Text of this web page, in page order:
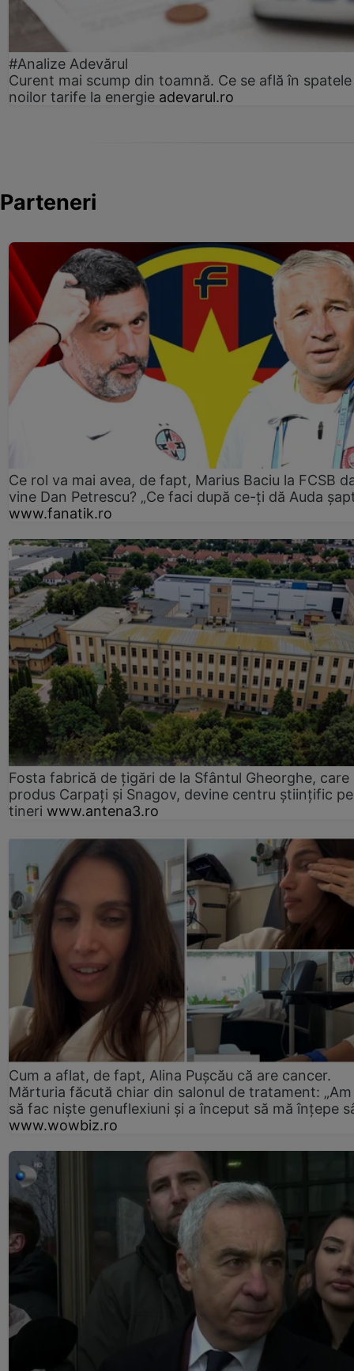
#Analize Adevărul
Curent mai scump din toamnă. Ce se află în spatele
noilor tarife la energie adevarul.ro
Parteneri
Ce rol va mai avea, de fapt, Marius Baciu la FCSB
vine Dan Petrescu? „Ce faci după ce-ți dă Auda
www.fanatik.ro
Fosta fabrică de țigări de la Sfântul Gheorghe, care
produs Carpați și Snagov, devine centru științific
tineri www.antena3.ro
Cum a aflat, de fapt, Alina Pușcău că are cancer.
Mărturia făcută chiar din salonul de tratament:
să fac niște genuflexiuni și a început să mă înțepe
www.wowbiz.ro